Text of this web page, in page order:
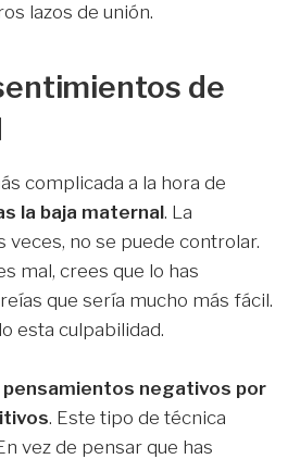
lazos de unión.
de
complicada a la hora de
la baja maternal. La
veces, no se puede controlar.
mal, crees que lo has
que sería mucho más fácil.
esta culpabilidad.
pensamientos negativos por
. Este tipo de técnica
vez de pensar que has